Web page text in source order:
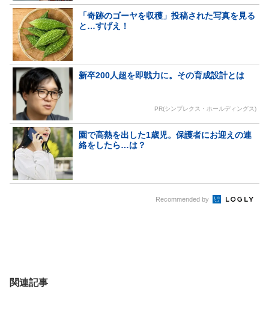
「奇跡のゴーヤを収穫」投稿された写真を見る
と…すげえ！
新卒200人超を即戦力に。その育成設計とは
PR(シンプレクス・ホールディングス)
園で高熱を出した1歳児。保護者にお迎えの連
絡をしたら…は？
Recommended by
関連記事